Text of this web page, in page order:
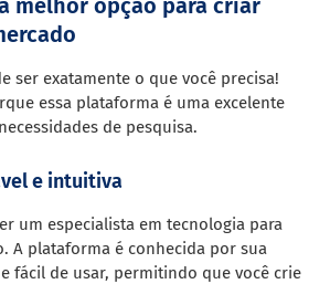
ser exatamente o que você precisa!
essa plataforma é uma excelente
de pesquisa.
e intuitiva
um especialista em tecnologia para
A plataforma é conhecida por sua
fácil de usar, permitindo que você crie